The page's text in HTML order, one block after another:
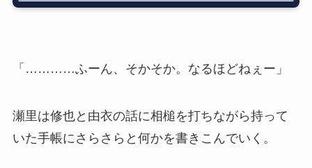
「…………ふーん、そかそか。なるほどねぇー」
瀬里は修也と由衣の話に相槌を打ちながら持って
いた手帳にさらさらと何かを書きこんでいく。